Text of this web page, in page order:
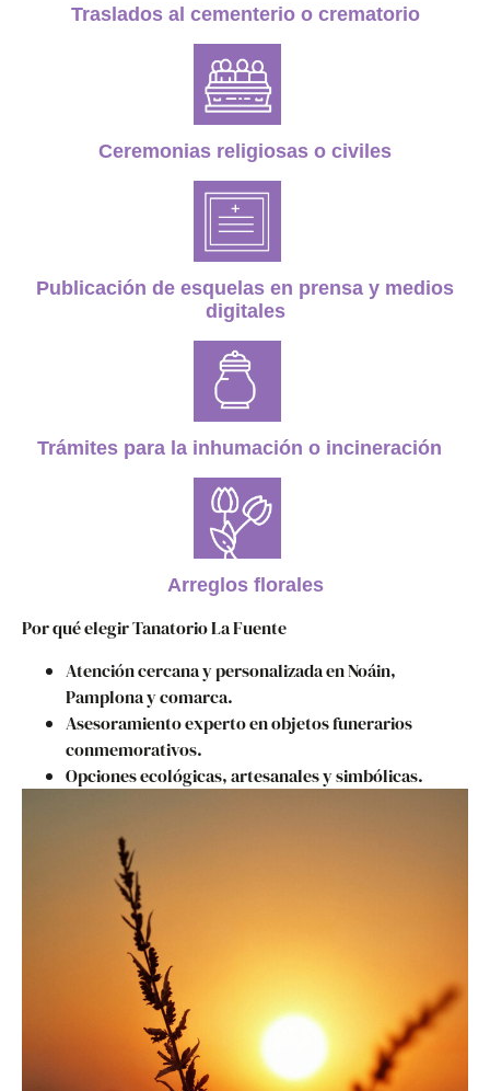
Traslados al cementerio o crematorio
Ceremonias religiosas o civiles
Publicación de esquelas en prensa y medios
digitales
Trámites para la inhumación o incineración
Arreglos florales
Por qué elegir Tanatorio La Fuente
Atención cercana y personalizada en Noáin,
Pamplona y comarca.
Asesoramiento experto en objetos funerarios
conmemorativos.
Opciones ecológicas, artesanales y simbólicas.